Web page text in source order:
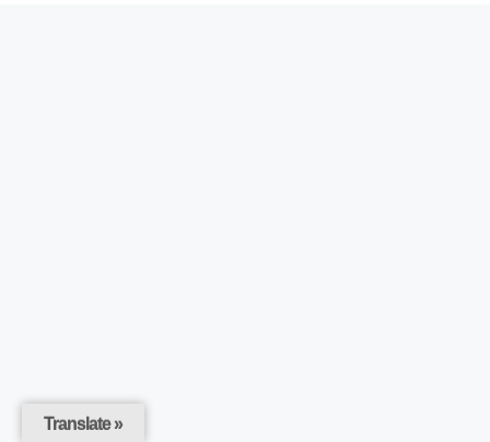
Translate »